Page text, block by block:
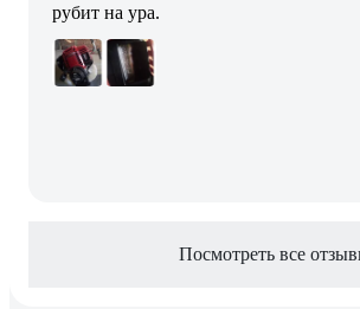
рубит на ура.
Посмотреть все